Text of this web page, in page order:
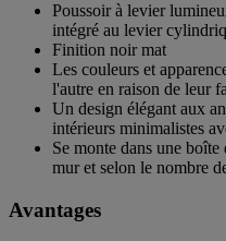
Poussoir à levier
intégré au levier
Finition noir mat
Les couleurs et
l'autre en raison de leur
Un design élégant aux
intérieurs minimalistes
Se monte dans une
mur et selon le nombre
Avantages